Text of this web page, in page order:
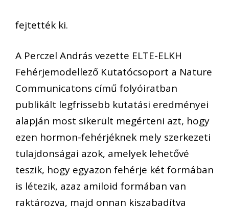
fejtették ki.
A Perczel András vezette ELTE-ELKH
Fehérjemodellező Kutatócsoport a Nature
Communicatons című folyóiratban
publikált legfrissebb kutatási eredményei
alapján most sikerült megérteni azt, hogy
ezen hormon-fehérjéknek mely szerkezeti
tulajdonságai azok, amelyek lehetővé
teszik, hogy egyazon fehérje két formában
is létezik, azaz amiloid formában van
raktározva, majd onnan kiszabadítva